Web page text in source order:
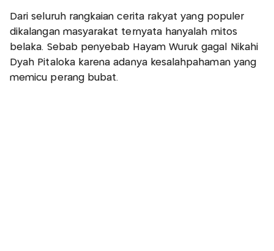
Dari seluruh rangkaian cerita rakyat yang populer
dikalangan masyarakat ternyata hanyalah mitos
belaka. Sebab penyebab Hayam Wuruk gagal Nikahi
Dyah Pitaloka karena adanya kesalahpahaman yang
memicu perang bubat.